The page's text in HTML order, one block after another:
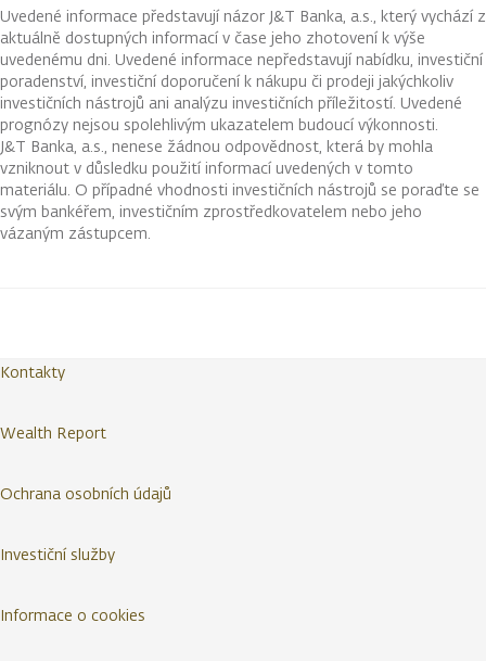
Uvedené informace představují názor J&T Banka, a.s., který vychází z
aktuálně dostupných informací v čase jeho zhotovení k výše
uvedenému dni. Uvedené informace nepředstavují nabídku, investiční
poradenství, investiční doporučení k nákupu či prodeji jakýchkoliv
investičních nástrojů ani analýzu investičních příležitostí. Uvedené
prognózy nejsou spolehlivým ukazatelem budoucí výkonnosti.
J&T Banka, a.s., nenese žádnou odpovědnost, která by mohla
vzniknout v důsledku použití informací uvedených v tomto
materiálu. O případné vhodnosti investičních nástrojů se poraďte se
svým bankéřem, investičním zprostředkovatelem nebo jeho
vázaným zástupcem.
Kontakty
Wealth Report
Ochrana osobních údajů
Investiční služby
Informace o cookies